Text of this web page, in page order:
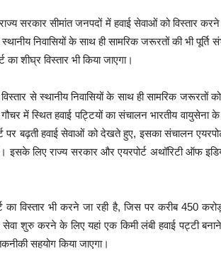
सरकार सीमांत जनपदों में हवाई सेवाओं को विस्तार
निवासियों के साथ ही सामरिक जरूरतों की भी पूर्ति
का शीघ्र विस्तार भी किया जाएगा।
से स्थानीय निवासियों के साथ ही सामरिक जरूरतों
में स्थित हवाई पट्टियों का संचालन भारतीय वायुसेना
पर बढ़ती हवाई सेवाओं को देखते हुए, इसका संचालन
इसके लिए राज्य सरकार और एयरपोर्ट अथॉरिटी ऑफ
का विस्तार भी करने जा रही है, जिस पर करीब 450
शुरु करने के लिए यहां एक किमी लंबी हवाई पट्टी
सहयोग किया जाएगा।